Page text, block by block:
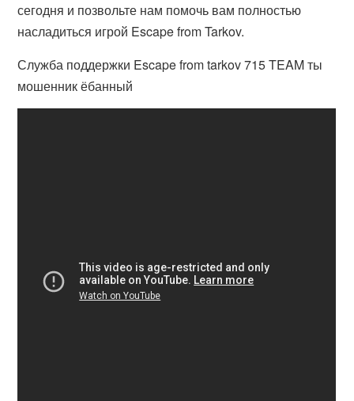
сегодня и позвольте нам помочь вам полностью
насладиться игрой Escape from Tarkov.
Служба поддержки Escape from tarkov 715 TEAM ты
мошенник ёбанный